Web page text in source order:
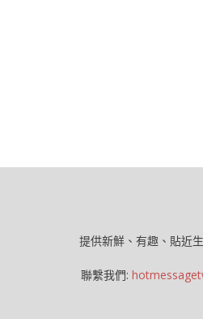
提供新鮮、有趣、貼近
聯繫我們: